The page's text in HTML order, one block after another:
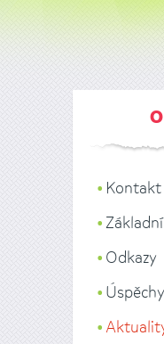
Kontakt
Odkazy
Úspěchy